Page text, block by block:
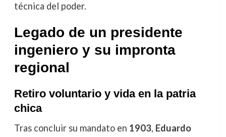
técnica del poder.
Legado de un presidente
ingeniero y su impronta
regional
Retiro voluntario y vida en la patria
chica
Tras concluir su mandato en 1903, Eduardo